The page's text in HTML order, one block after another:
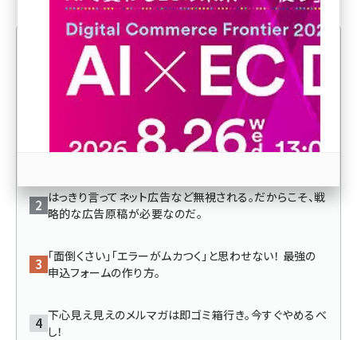
アスクル (1126)
base (1085)
ビィ・フォアード (786)
revico (746)
人気記事ランキング
最初に断言しよう。 この本は通販・ネットマーケティングの
「最強バイブル」である。
はっきり言ってネット広告など無視される。だからこそ、戦
略的な広告原稿が必要なのだ。
「面倒くさい」「エラーがムカつく」と思わせない！ 最強の
申込フォームの作り方。
下心見え見えのメルマガは即ゴミ箱行き。今すぐやめるべ
し！